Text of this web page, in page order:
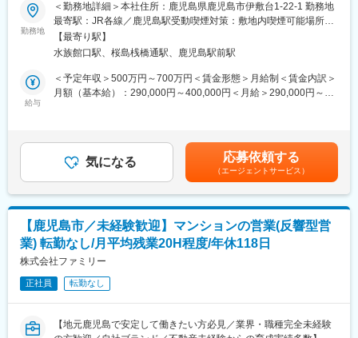
げ仕組みづくり、テストマーケティング、エリアマーケティング
が完了しました。
＜同社の強み＞
同社はヤマダホールディングスのグループシナジーを生かしたス
ネジメントを行うエコ住宅）や、災害に強い家NEXIS（電気・飲
料水を自給自足する新発想住宅）を展開しています。近年住宅業
■同社の特徴：
同社は1982年2月の会社創立以来、地域の社会資本整備の一翼を
担うことを使命とし、変化する社会のニーズに応えながら順調に
成長してきました。この36年の間、会社の経営理念として「愛さ
れ親しまれ信頼されること」、「職員が誇りを持てること」、
「明るく、活気に満ち、健全な発展を続けること」を掲げ、人材
た総合力をもとに新しい提案ができるように取り組んでいきま
す。また、歴代社長が築き上げられてきた伝統を守りつつ、「経
営力」を強化する必要があります。そのために、「経営理念」の
■ビジョン：
経営品質に取り組んでおり、会社が創出する価値向上を前提とし
て、全体最適として対話を重視してより良く働ける職場づくりを
目指しております。次の世代が安定して経営できる基盤を作って
います。
■残業：月20時間
勤務地
＜勤務地詳細＞本社住所：鹿児島県鹿児島市伊敷台1-22-1 勤務地
最寄駅：JR各線／鹿児島駅受動喫煙対策：敷地内喫煙可能場所あ
り【最寄り駅】
水族館口駅、桜島桟橋通駅、鹿児島駅前駅
給与
＜予定年収＞500万円～700万円＜賃金形態＞月給制＜賃金内訳＞
月額（基本給）：290,000円～400,000円＜月給＞290,000円～
給(月額)は固定手当を含みます。
気になる 応募依頼する
（エージェントサービス）
【鹿児島市／未経験歓迎】マンションの営業(反響型営
業) 転勤なし/月平均残業20H程度/年休118日
株式会社ファミリー
正社員 転勤なし
【地元鹿児島で安定して働きたい方必見／業界・職種完全未経験